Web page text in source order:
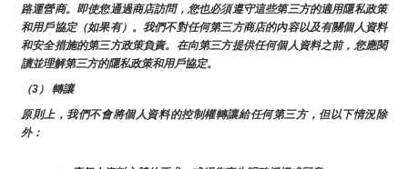
路運營商。即使您通過商店訪問，您也必須遵守這些第三方的適用隱私政策
和用戶協定（如果有）。我們不對任何第三方商店的內容以及有關個人資料
和安全措施的第三方政策負責。在向第三方提供任何個人資料之前，您應閱
讀並理解第三方的隱私政策和用戶協定。
（3） 轉讓
原則上，我們不會將個人資料的控制權轉讓給任何第三方，但以下情況除
外：